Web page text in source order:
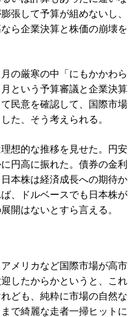
張して予算が組めないし、
ら企業決算と株価の崩壊を
の厳寒の中「にもかかわら
という予算審議と企業決算
民意を確認して、国際市場
た、そう考えられる。
想的な推移を見せた。円安
円高に振れた。債券の金利
本株は経済成長への期待か
、ドルベースでも日本株が
開はないとすら言える。
メリカなど国際市場が高市
したからかというと、これ
ども、純粋に市場の自然な
で綺麗な走者一掃ヒットに